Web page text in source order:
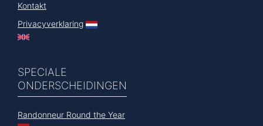
Kontakt
Privacyverklaring
SPECIALE
ONDERSCHEIDINGEN
Randonneur Round the Year